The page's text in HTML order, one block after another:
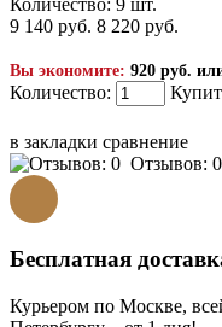
Количество: 9 шт.
9 140 руб. 8 220 руб.
Вы экономите: 920 руб.
Количество:
в закладки сравнение
Отзывов: 0
Бесплатная
Курьером по Москве,